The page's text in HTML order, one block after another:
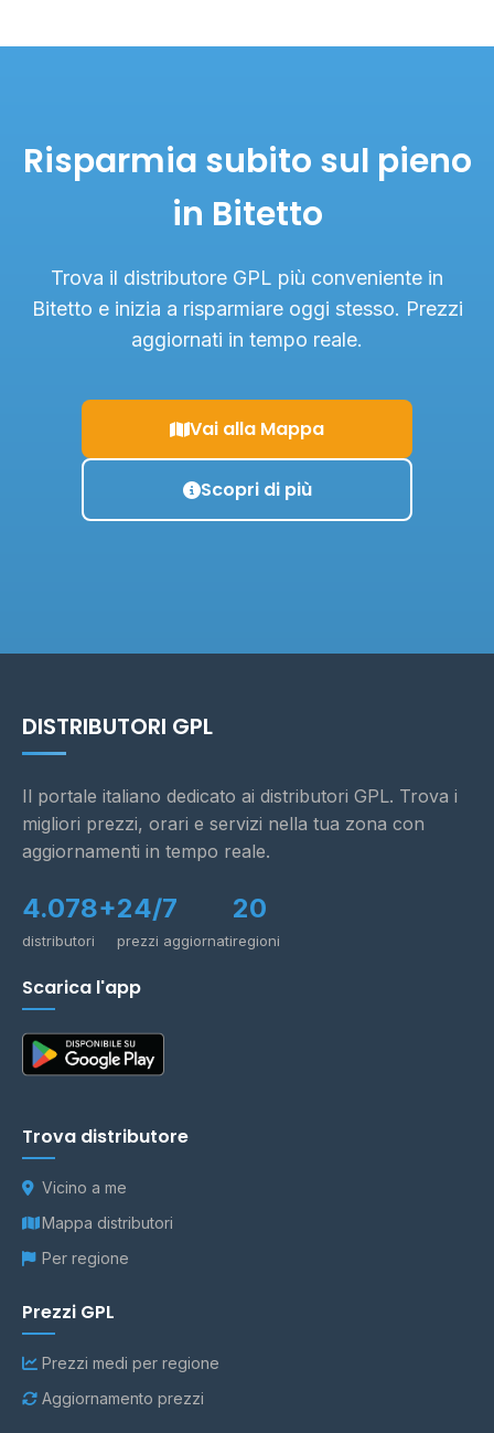
Risparmia subito sul pieno
in Bitetto
Trova il distributore GPL più conveniente in
Bitetto e inizia a risparmiare oggi stesso. Prezzi
aggiornati in tempo reale.
Vai alla Mappa
Scopri di più
DISTRIBUTORI GPL
Il portale italiano dedicato ai distributori GPL. Trova i
migliori prezzi, orari e servizi nella tua zona con
aggiornamenti in tempo reale.
4.078+
distributori
24/7
prezzi aggiornati
20
regioni
Scarica l'app
Trova distributore
Vicino a me
Mappa distributori
Per regione
Prezzi GPL
Prezzi medi per regione
Aggiornamento prezzi